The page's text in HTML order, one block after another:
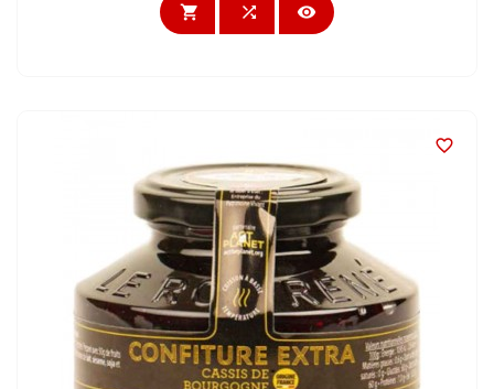
  
